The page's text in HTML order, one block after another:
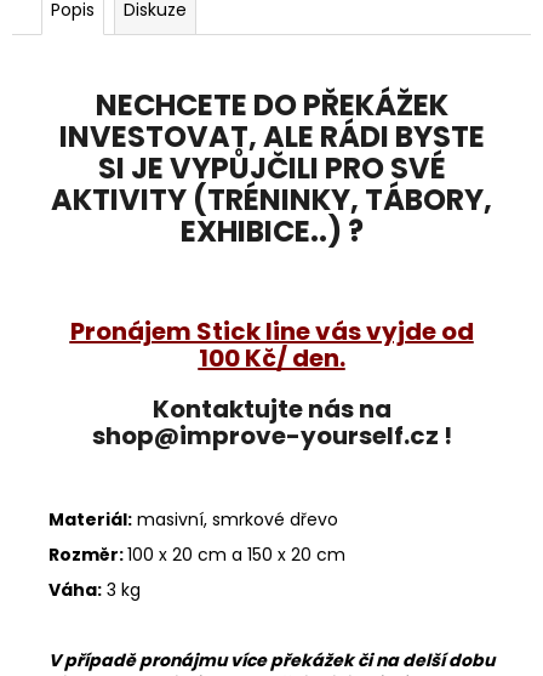
Popis Diskuze
NECHCETE DO PŘEKÁŽEK
INVESTOVAT, ALE RÁDI BYSTE
SI JE VYPŮJČILI PRO SVÉ
AKTIVITY (TRÉNINKY, TÁBORY,
EXHIBICE..) ?
Pronájem Stick line vás vyjde od
100 Kč/ den.
Kontaktujte nás na
shop@improve-yourself.cz !
Materiál: masivní, smrkové dřevo
Rozměr:100 x 20 cm a 150 x 20 cm
Váha: 3 kg
V případě pronájmu více překážek či na delší dobu